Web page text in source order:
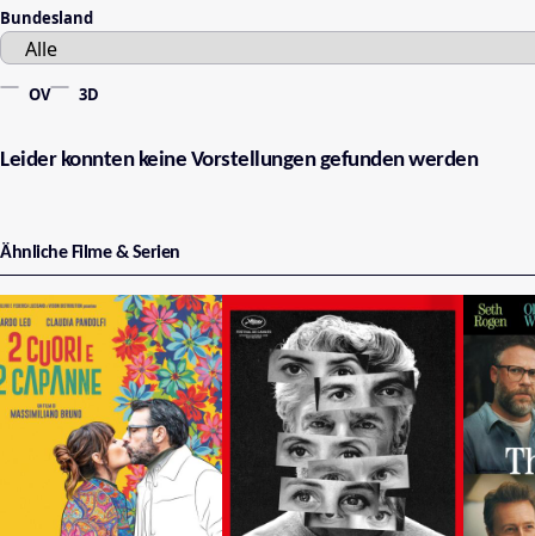
Bundesland
OV 3D
Leider konnten keine Vorstellungen gefunden werden
Ähnliche Filme & Serien